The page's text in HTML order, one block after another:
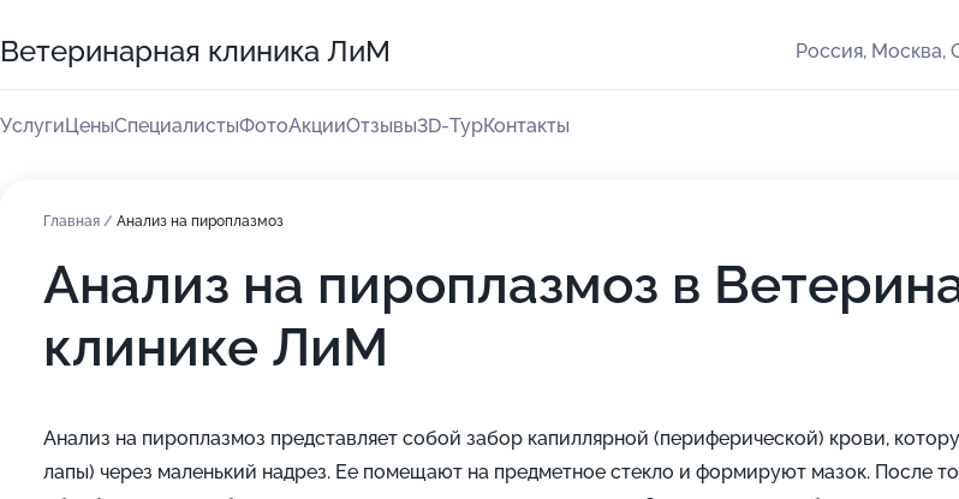
Ветеринарная клиника ЛиМ Россия, Москва,
УслугиЦеныСпециалистыФотоАкцииОтзывы3D-ТурКонтакты
Главная / Анализ на пироплазмоз
Анализ на пироплазмоз в
клинике ЛиМ
Анализ на пироплазмоз представляет собой забор капиллярной (периферической) крови,
лапы) через маленький надрез. Ее помещают на предметное стекло и формируют мазок. После